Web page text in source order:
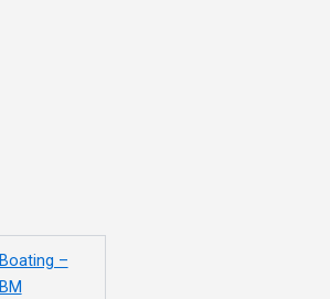
Boating –
BM